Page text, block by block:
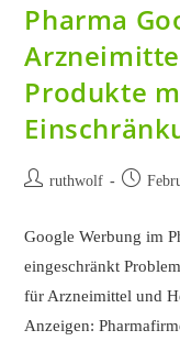
Pharma
Produkte
Beitrags-
ruthwolf
Beitrag
Google Werbung im
eingeschränkt
für Arzneimittel und
Anzeigen: